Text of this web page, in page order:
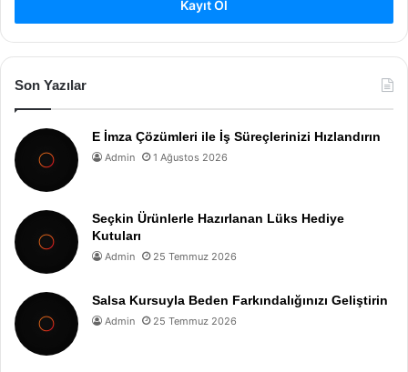
Kayıt Ol
Son Yazılar
E İmza Çözümleri ile İş Süreçlerinizi Hızlandırın
Admin 1 Ağustos 2026
Seçkin Ürünlerle Hazırlanan Lüks Hediye
Kutuları
Admin 25 Temmuz 2026
Salsa Kursuyla Beden Farkındalığınızı Geliştirin
Admin 25 Temmuz 2026